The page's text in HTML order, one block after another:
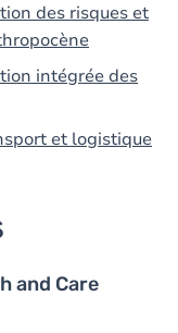
des risques et
intégrée des
et logistique
and Care